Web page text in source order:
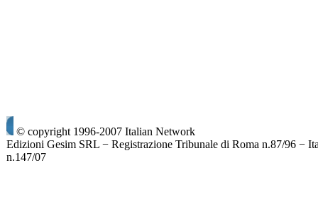
© copyright 1996-2007 Italian Network
Edizioni Gesim SRL − Registrazione Tribunale di Roma n.87/96 −
n.147/07